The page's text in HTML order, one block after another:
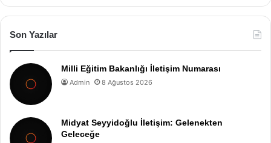
Son Yazılar
Milli Eğitim Bakanlığı İletişim Numarası
Admin 8 Ağustos 2026
Midyat Seyyidoğlu İletişim: Gelenekten
Geleceğe